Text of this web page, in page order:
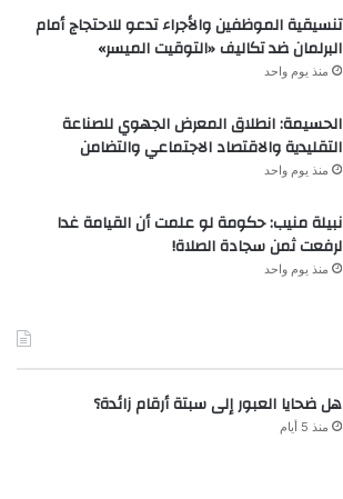
تنسيقية الموظفين والأجراء تدعو للاحتجاج أمام
البرلمان ضد تكاليف «التوقيت الميسر»
منذ يوم واحد
الحسيمة: انطلاق المعرض الجهوي للصناعة
التقليدية والاقتصاد الاجتماعي والتضامن
منذ يوم واحد
نبيلة منيب: حكومة لو علمت أن القيامة غدا
لرفعت ثمن سجادة الصلاة!
منذ يوم واحد
هل ضحايا العبور إلى سبتة أرقام زائدة؟
منذ 5 أيام